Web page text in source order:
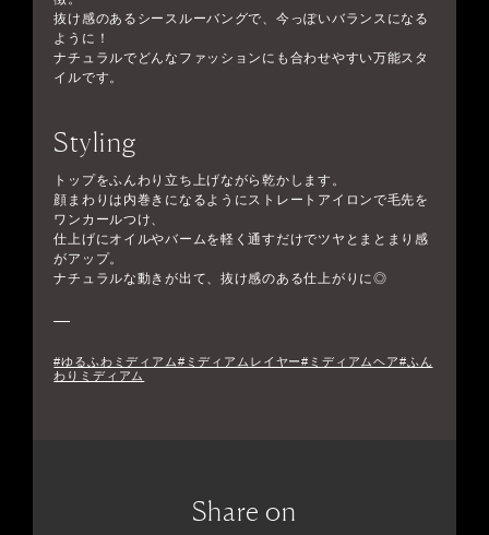
抜け感のあるシースルーバングで、今っぽいバランスになる
ように！
ナチュラルでどんなファッションにも合わせやすい万能スタ
イルです。
Styling
トップをふんわり立ち上げながら乾かします。
顔まわりは内巻きになるようにストレートアイロンで毛先を
ワンカールつけ、
仕上げにオイルやバームを軽く通すだけでツヤとまとまり感
がアップ。
ナチュラルな動きが出て、抜け感のある仕上がりに◎
#ゆるふわミディアム#ミディアムレイヤー#ミディアムヘア#ふん
わりミディアム
Share on